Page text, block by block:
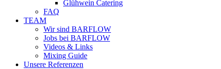
Glühwein Catering
FAQ
TEAM
Wir sind BARFLOW
Jobs bei BARFLOW
Videos & Links
Mixing Guide
Unsere Referenzen